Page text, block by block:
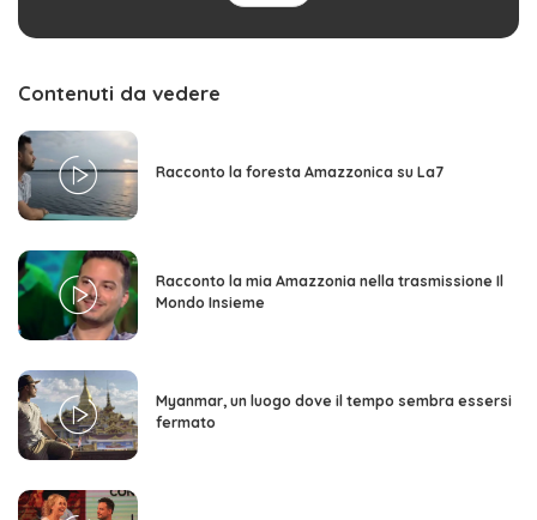
Contenuti da vedere
Racconto la foresta Amazzonica su La7
Racconto la mia Amazzonia nella trasmissione Il
Mondo Insieme
Myanmar, un luogo dove il tempo sembra essersi
fermato